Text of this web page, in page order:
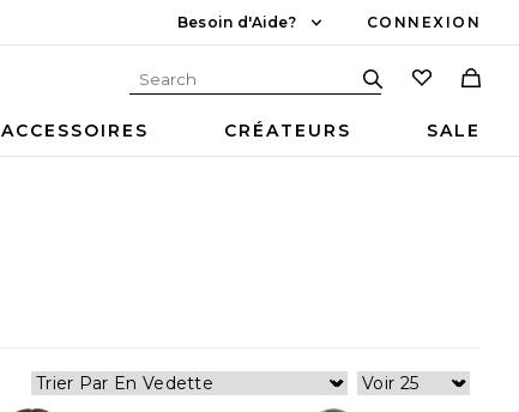
Besoin d'Aide? CONNEXION
ACCESSOIRES CRÉATEURS SALE